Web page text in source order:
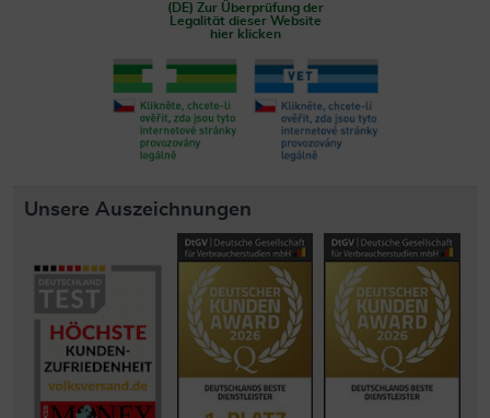
(DE) Zur Überprüfung der
Legalität dieser Website
hier klicken
Unsere Auszeichnungen